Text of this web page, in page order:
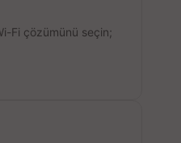
Fi çözümünü seçin;